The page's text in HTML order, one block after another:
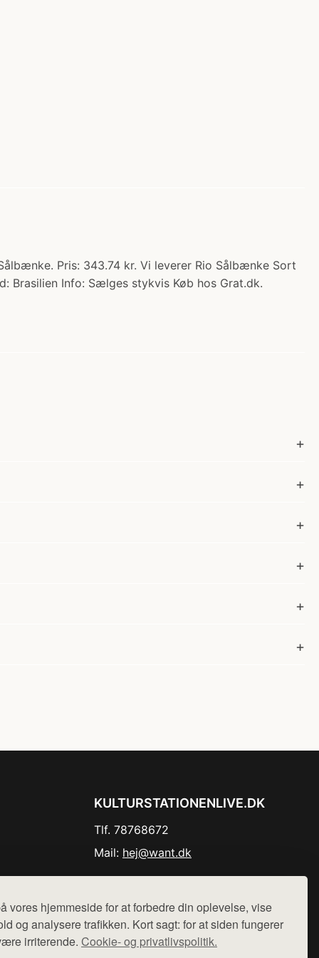
vores hjemmeside for at forbedre din oplevelse, vise
og analysere trafikken. Kort sagt: for at siden fungerer
irriterende. Cookie- og privatlivspolitik.
Pris: 343.74 kr. Vi leverer Rio Sålbænke Sort
Brasilien Info: Sælges stykvis Køb hos Grat.dk.
KULTURSTATIONENLIVE.DK
Tlf. 78768672
Mail: hej@want.dk